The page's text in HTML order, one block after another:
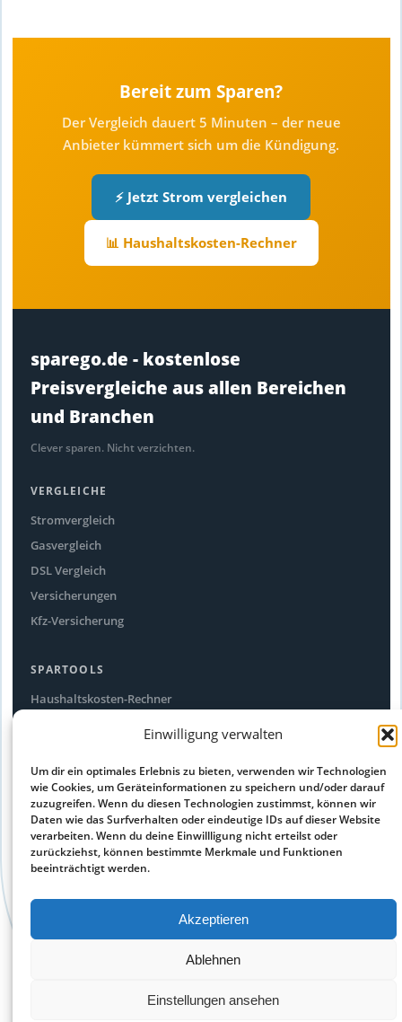
Einwilligung verwalten
Um dir ein optimales Erlebnis zu bieten, verwenden wir Technologien
wie Cookies, um Geräteinformationen zu speichern und/oder darauf
zuzugreifen. Wenn du diesen Technologien zustimmst, können wir
Daten wie das Surfverhalten oder eindeutige IDs auf dieser Website
verarbeiten. Wenn du deine Einwillligung nicht erteilst oder
zurückziehst, können bestimmte Merkmale und Funktionen
beeinträchtigt werden.
Akzeptieren
Ablehnen
Einstellungen ansehen
Bereit zum Sparen?
Der Vergleich dauert 5 Minuten – der neue
Anbieter kümmert sich um die Kündigung.
⚡ Jetzt Strom vergleichen
📊 Haushaltskosten-Rechner
sparego.de - kostenlose
Preisvergleiche aus allen Bereichen
und Branchen
Clever sparen. Nicht verzichten.
VERGLEICHE
Stromvergleich
Gasvergleich
DSL Vergleich
Versicherungen
Kfz-Versicherung
SPARTOOLS
Haushaltskosten-Rechner
Alle Spartipps
RECHTLICHES
Impressum
Datenschutz
Cookie-Richtlinie
Bereichen und Branchen – Alle Angaben ohne Gewähr